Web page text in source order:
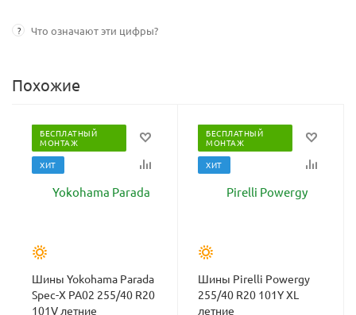
? Что означают эти цифры?
Похожие
БЕСПЛАТНЫЙ
МОНТАЖ
ХИТ
Шины Yokohama Parada
Spec-X PA02 255/40 R20
101V летние
БЕСПЛАТНЫЙ
МОНТАЖ
ХИТ
Шины Pirelli Powergy
255/40 R20 101Y XL
летние